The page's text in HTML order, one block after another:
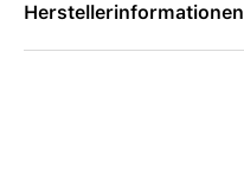
Herstellerinformationen